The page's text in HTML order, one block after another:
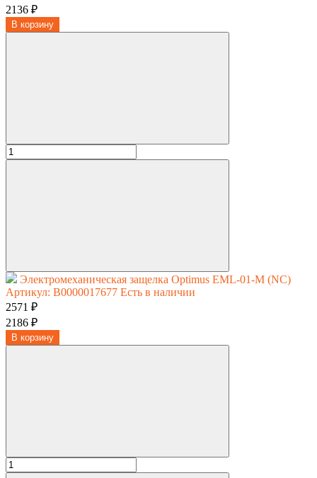
2136 ₽
В корзину
Электромеханическая защелка Optimus EML-01-M (NC)
Артикул: В0000017677 Есть в наличии
2571 ₽
2186 ₽
В корзину